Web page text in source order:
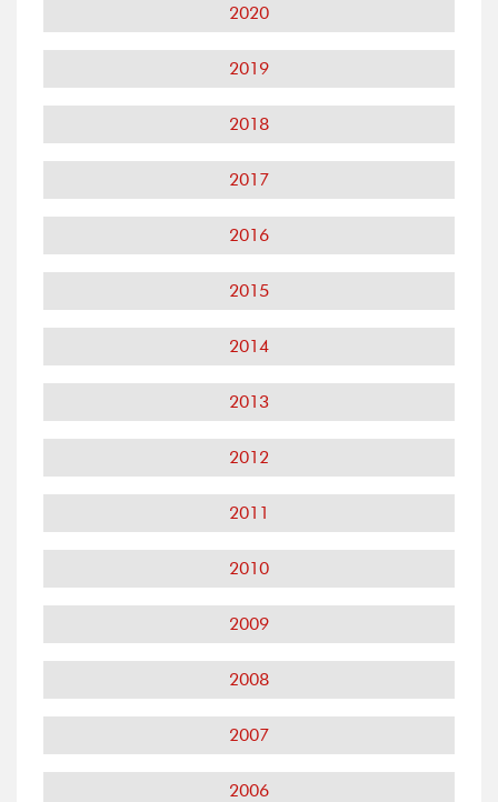
2020
2019
2018
2017
2016
2015
2014
2013
2012
2011
2010
2009
2008
2007
2006